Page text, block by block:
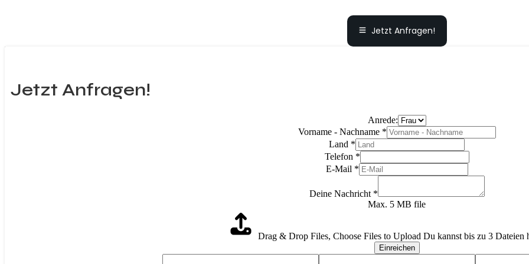
Jetzt Anfragen!
Jetzt Anfragen!
Anrede:
Vorname - Nachname *
Land *
Telefon *
E-Mail *
Deine Nachricht *
Max. 5 MB file
Drag & Drop Files, Choose Files to Upload Du kannst bis zu 3 Dateien
Einreichen